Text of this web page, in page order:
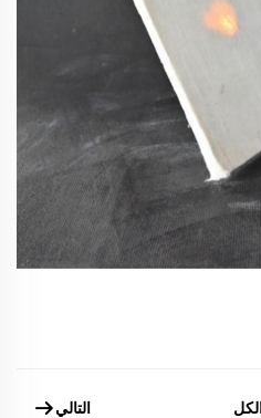
الكل التالي